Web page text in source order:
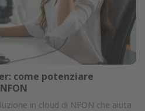
come potenziare
in cloud di NFON che aiuta